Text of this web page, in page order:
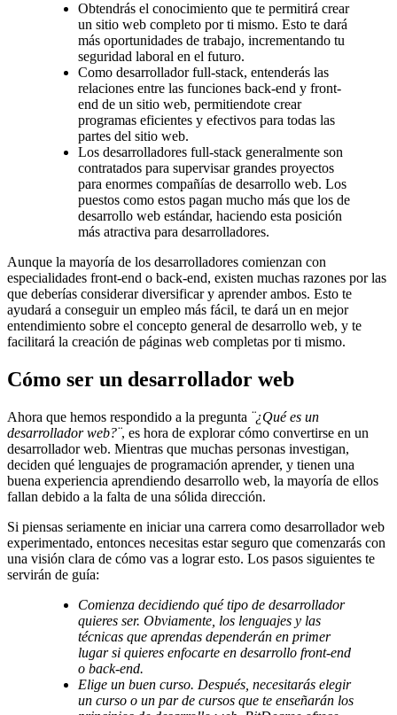
Obtendrás el conocimiento que te permitirá crear
un sitio web completo por ti mismo. Esto te dará
más oportunidades de trabajo, incrementando tu
seguridad laboral en el futuro.
Como desarrollador full-stack, entenderás las
relaciones entre las funciones back-end y front-
end de un sitio web, permitiendote crear
programas eficientes y efectivos para todas las
partes del sitio web.
Los desarrolladores full-stack generalmente son
contratados para supervisar grandes proyectos
para enormes compañías de desarrollo web. Los
puestos como estos pagan mucho más que los de
desarrollo web estándar, haciendo esta posición
más atractiva para desarrolladores.
Aunque la mayoría de los desarrolladores comienzan con
especialidades front-end o back-end, existen muchas razones por las
que deberías considerar diversificar y aprender ambos. Esto te
ayudará a conseguir un empleo más fácil, te dará un en mejor
entendimiento sobre el concepto general de desarrollo web, y te
facilitará la creación de páginas web completas por ti mismo.
Cómo ser un desarrollador web
Ahora que hemos respondido a la pregunta ¨¿Qué es un
desarrollador web?¨, es hora de explorar cómo convertirse en un
desarrollador web. Mientras que muchas personas investigan,
deciden qué lenguajes de programación aprender, y tienen una
buena experiencia aprendiendo desarrollo web, la mayoría de ellos
fallan debido a la falta de una sólida dirección.
Si piensas seriamente en iniciar una carrera como desarrollador web
experimentado, entonces necesitas estar seguro que comenzarás con
una visión clara de cómo vas a lograr esto. Los pasos siguientes te
servirán de guía:
Comienza decidiendo qué tipo de desarrollador
quieres ser. Obviamente, los lenguajes y las
técnicas que aprendas dependerán en primer
lugar si quieres enfocarte en desarrollo front-end
o back-end.
Elige un buen curso. Después, necesitarás elegir
un curso o un par de cursos que te enseñarán los